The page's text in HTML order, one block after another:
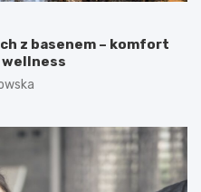
z basenem – komfort
wellness